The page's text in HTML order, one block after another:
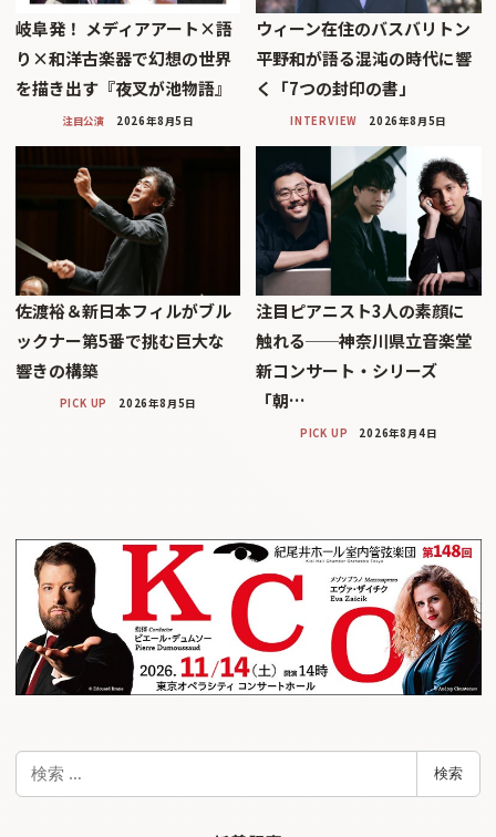
岐阜発！ メディアアート×語
り×和洋古楽器で幻想の世界
を描き出す『夜叉が池物語』
注目公演 2026年8月5日
ウィーン在住のバスバリトン
平野和が語る混沌の時代に響
く「7つの封印の書」
INTERVIEW 2026年8月5日
佐渡裕＆新日本フィルがブル
ックナー第5番で挑む巨大な
響きの構築
PICK UP 2026年8月5日
注目ピアニスト3人の素顔に
触れる──神奈川県立音楽堂
新コンサート・シリーズ
「朝…
PICK UP 2026年8月4日
検
検索